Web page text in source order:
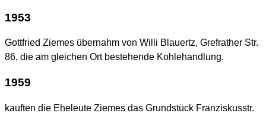
1953
Gottfried Ziemes übernahm von Willi Blauertz, Grefrather Str.
86, die am gleichen Ort bestehende Kohlehandlung.
1959
kauften die Eheleute Ziemes das Grundstück Franziskusstr.